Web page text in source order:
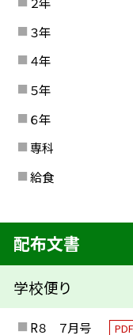
３年
４年
５年
６年
専科
給食
配布文書
学校便り
R８ ７月号 PDF